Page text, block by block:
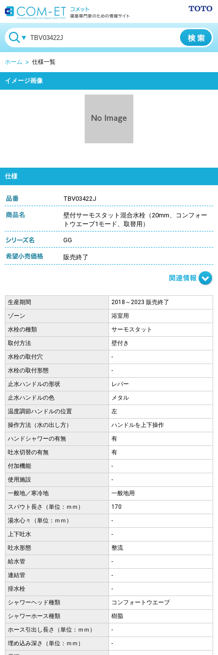
ホーム 仕様一覧
イメージ画像
仕様
TBV03422J
壁付サーモスタット混合水栓（20mm、コンフォー
トウエーブ1モード、取替用）
GG
販売終了
生産期間
2018～2023 販売終了
ゾーン
浴室用
水栓の種類
サーモスタット
取付方法
壁付き
水栓の取付穴
-
水栓の取付形態
-
止水ハンドルの形状
レバー
止水ハンドルの色
メタル
温度調節ハンドルの位置
左
操作方法（水の出し方）
ハンドルを上下操作
ハンドシャワーの有無
有
吐水切替の有無
有
付加機能
-
使用施設
-
一般地／寒冷地
一般地用
スパウト長さ（単位：ｍｍ）
170
湯水心々（単位：ｍｍ）
-
上下吐水
-
吐水形態
整流
給水管
-
連結管
-
排水栓
-
シャワーヘッド種類
コンフォートウエーブ
シャワーホース種類
樹脂
ホース引出し長さ（単位：ｍｍ）
-
埋め込み深さ（単位：ｍｍ）
-